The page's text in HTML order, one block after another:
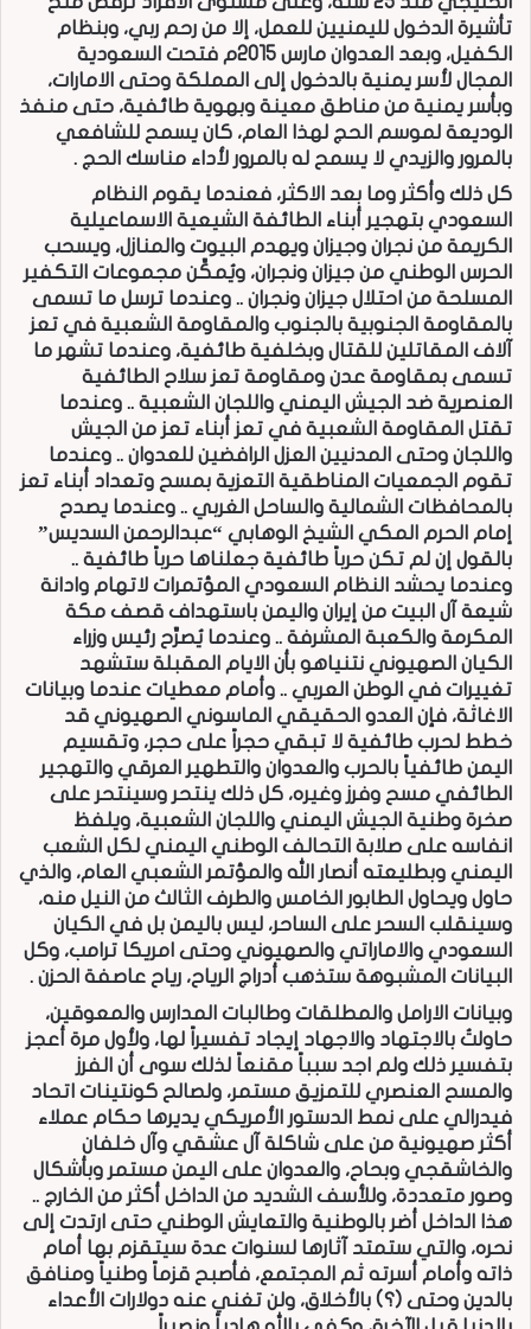
تأشيرة الدخول لليمنيين للعمل، إلا من رحم ربي، وبنظام
الكفيل، وبعد العدوان مارس 2015م فتحت السعودية
المجال لأسر يمنية بالدخول إلى المملكة وحتى الامارات،
وبأسر يمنية من مناطق معينة وبهوية طائفية، حتى منفذ
الوديعة لموسم الحج لهذا العام، كان يسمح للشافعي
بالمرور والزيدي لا يسمح له بالمرور لأداء مناسك الحج .
كل ذلك وأكثر وما بعد الاكثر، فعندما يقوم النظام
السعودي بتهجير أبناء الطائفة الشيعية الاسماعيلية
الكريمة من نجران وجيزان ويهدم البيوت والمنازل، ويسحب
الحرس الوطني من جيزان ونجران، ويُمكِّن مجموعات التكفير
المسلحة من احتلال جيزان ونجران .. وعندما ترسل ما تسمى
بالمقاومة الجنوبية بالجنوب والمقاومة الشعبية في تعز
آلاف المقاتلين للقتال وبخلفية طائفية، وعندما تشهر ما
تسمى بمقاومة عدن ومقاومة تعز سلاح الطائفية
العنصرية ضد الجيش اليمني واللجان الشعبية .. وعندما
تقتل المقاومة الشعبية في تعز أبناء تعز من الجيش
واللجان وحتى المدنيين العزل الرافضين للعدوان .. وعندما
تقوم الجمعيات المناطقية التعزية بمسح وتعداد أبناء تعز
بالمحافظات الشمالية والساحل الغربي .. وعندما يصدح
إمام الحرم المكي الشيخ الوهابي “عبدالرحمن السديس”
بالقول إن لم تكن حرباً طائفية جعلناها حرباً طائفية ..
وعندما يحشد النظام السعودي المؤتمرات لاتهام وادانة
شيعة آل البيت من إيران واليمن باستهداف قصف مكة
المكرمة والكعبة المشرفة .. وعندما يُصرِّح رئيس وزراء
الكيان الصهيوني نتنياهو بأن الايام المقبلة ستشهد
تغييرات في الوطن العربي .. وأمام معطيات عندما وبيانات
الاغاثة، فإن العدو الحقيقي الماسوني الصهيوني قد
خطط لحرب طائفية لا تبقي حجراً على حجر، وتقسيم
اليمن طائفياً بالحرب والعدوان والتطهير العرقي والتهجير
الطائفي مسح وفرز وغيره، كل ذلك ينتحر وسينتحر على
صخرة وطنية الجيش اليمني واللجان الشعبية، ويلفظ
انفاسه على صلابة التحالف الوطني اليمني لكل الشعب
اليمني وبطليعته أنصار الله والمؤتمر الشعبي العام، والذي
حاول ويحاول الطابور الخامس والطرف الثالث من النيل منه،
وسينقلب السحر على الساحر، ليس باليمن بل في الكيان
السعودي والاماراتي والصهيوني وحتى امريكا ترامب، وكل
البيانات المشبوهة ستذهب أدراج الرياح، رياح عاصفة الحزن .
وبيانات الارامل والمطلقات وطالبات المدارس والمعوقين،
حاولتُ بالاجتهاد والاجهاد إيجاد تفسيراً لها، ولأول مرة أعجز
بتفسير ذلك ولم اجد سبباً مقنعاً لذلك سوى أن الفرز
والمسح العنصري للتمزيق مستمر، ولصالح كونتينات اتحاد
فيدرالي على نمط الدستور الأمريكي يديرها حكام عملاء
أكثر صهيونية من على شاكلة آل عشقي وآل خلفان
والخاشقجي وبحاح، والعدوان على اليمن مستمر وبأشكال
وصور متعددة، وللأسف الشديد من الداخل أكثر من الخارج ..
هذا الداخل أضر بالوطنية والتعايش الوطني حتى ارتدت إلى
نحره، والتي ستمتد آثارها لسنوات عدة سيتقزم بها أمام
ذاته وأمام أسرته ثم المجتمع، فأصبح قزماً وطنياً ومنافق
بالدين وحتى (؟) بالأخلاق، ولن تغني عنه دولارات الأعداء